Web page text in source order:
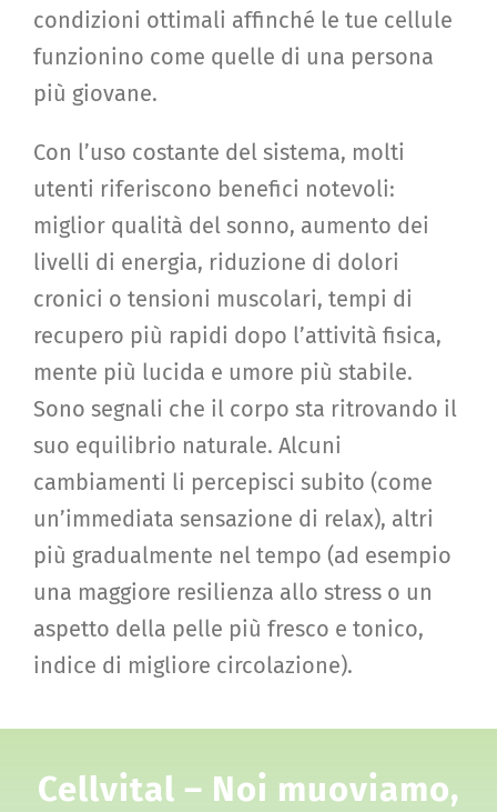
condizioni ottimali affinché le tue cellule
funzionino come quelle di una persona
più giovane.
Con l’uso costante del sistema, molti
utenti riferiscono benefici notevoli:
miglior qualità del sonno, aumento dei
livelli di energia, riduzione di dolori
cronici o tensioni muscolari, tempi di
recupero più rapidi dopo l’attività fisica,
mente più lucida e umore più stabile.
Sono segnali che il corpo sta ritrovando il
suo equilibrio naturale. Alcuni
cambiamenti li percepisci subito (come
un’immediata sensazione di relax), altri
più gradualmente nel tempo (ad esempio
una maggiore resilienza allo stress o un
aspetto della pelle più fresco e tonico,
indice di migliore circolazione).
Cellvital – Noi muoviamo,